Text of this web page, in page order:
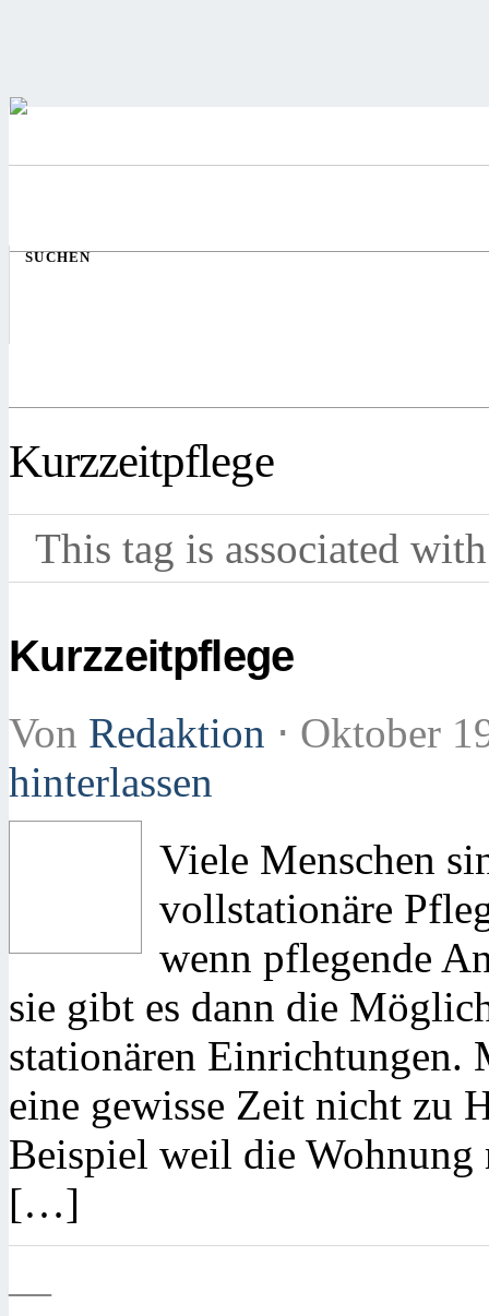
SUCHEN
Kurzzeitpflege
This tag is associated
Kurzzeitpflege
Von Redaktion ⋅ Oktober
hinterlassen
Viele Menschen
vollstationäre
wenn pflegende
sie gibt es dann die
stationären Einrichtungen.
eine gewisse Zeit nicht zu
Beispiel weil die Wohnung
[…]
—